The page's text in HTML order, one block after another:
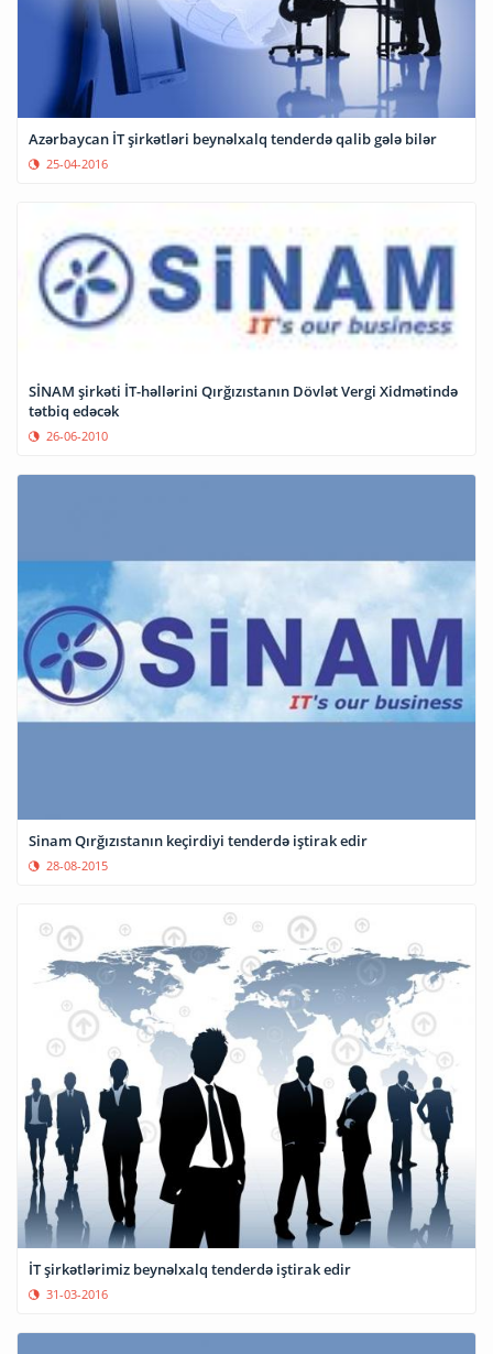
Azərbaycan İT şirkətləri beynəlxalq tenderdə qalib gələ bilər
25-04-2016
SİNAM şirkəti İT-həllərini Qırğızıstanın Dövlət Vergi Xidmətində
tətbiq edəcək
26-06-2010
Sinam Qırğızıstanın keçirdiyi tenderdə iştirak edir
28-08-2015
İT şirkətlərimiz beynəlxalq tenderdə iştirak edir
31-03-2016